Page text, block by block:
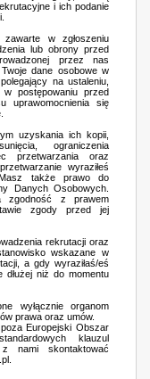
i ich podanie
w zgłoszeniu
lub obrony przed
przez nas
dane osobowe w
na ustaleniu,
postępowaniu przed
uprawomocnienia się
uzyskania ich kopii,
ograniczenia
przetwarzania oraz
wyraziłeś
także prawo do
Danych Osobowych.
zgodność z prawem
zgody przed jej
rekrutacji oraz
wskazane w
a gdy wyraziłaś/eś
dłużej niż do momentu
wyłącznie organom
prawa oraz umów.
Europejski Obszar
klauzul
nami skontaktować